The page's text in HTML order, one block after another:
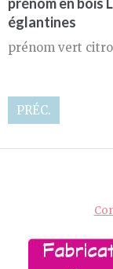
églantines
prénom vert
PRÉC.